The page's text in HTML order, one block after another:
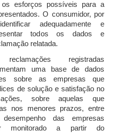
esforços possíveis para a
O consumidor, por
adequadamente e
todos os dados e
relatada.
registradas
uma base de dados
sobre as empresas que
de solução e satisfação no
sobre aquelas que
nos menores prazos, entre
das empresas
monitorado a partir do